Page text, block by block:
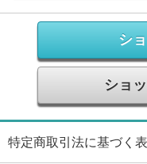
シ
ショ
特定商取引法に基づく